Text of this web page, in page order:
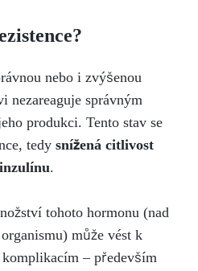
nebo i zvýšenou
nezareaguje správným
produkci. Tento stav se
tedy snížená citlivost
.
tohoto hormonu (nad
může vést k
– především